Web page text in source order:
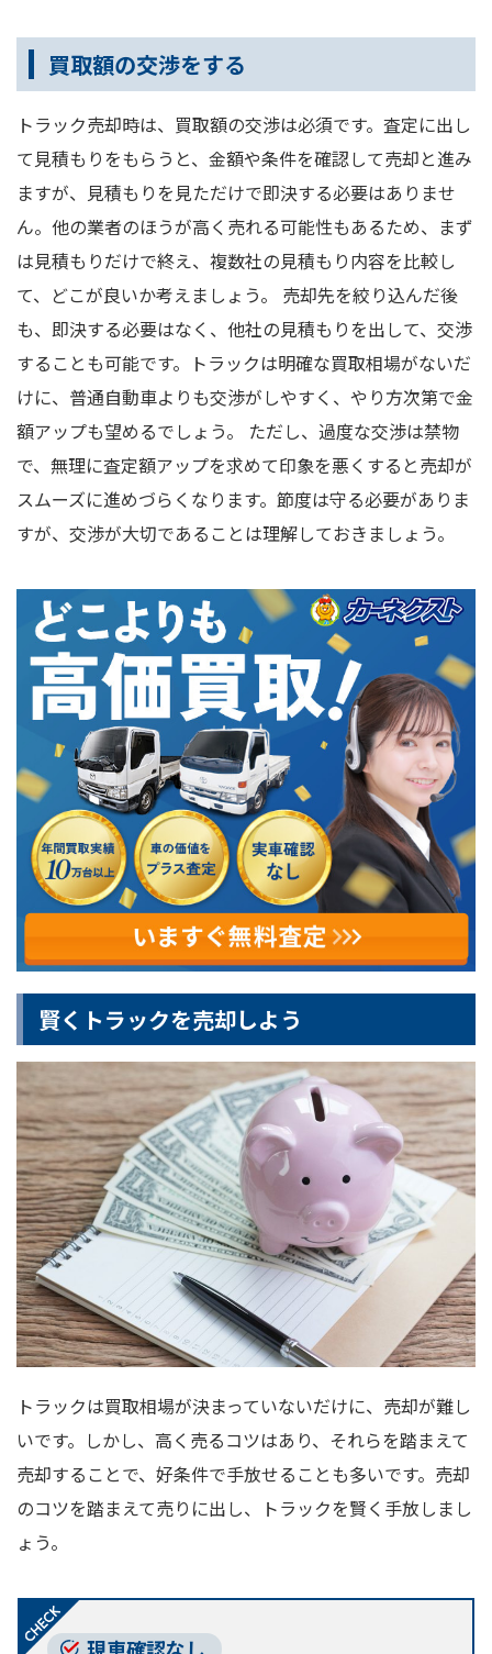
買取額の交渉をする
トラック売却時は、買取額の交渉は必須です。査定に出し
て見積もりをもらうと、金額や条件を確認して売却と進み
ますが、見積もりを見ただけで即決する必要はありませ
ん。他の業者のほうが高く売れる可能性もあるため、まず
は見積もりだけで終え、複数社の見積もり内容を比較し
て、どこが良いか考えましょう。 売却先を絞り込んだ後
も、即決する必要はなく、他社の見積もりを出して、交渉
することも可能です。トラックは明確な買取相場がないだ
けに、普通自動車よりも交渉がしやすく、やり方次第で金
額アップも望めるでしょう。 ただし、過度な交渉は禁物
で、無理に査定額アップを求めて印象を悪くすると売却が
スムーズに進めづらくなります。節度は守る必要がありま
すが、交渉が大切であることは理解しておきましょう。
賢くトラックを売却しよう
トラックは買取相場が決まっていないだけに、売却が難し
いです。しかし、高く売るコツはあり、それらを踏まえて
売却することで、好条件で手放せることも多いです。売却
のコツを踏まえて売りに出し、トラックを賢く手放しまし
ょう。